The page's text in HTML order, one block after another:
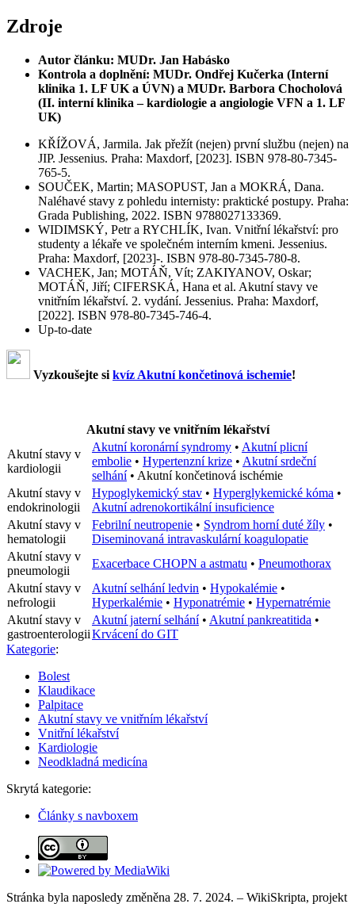
Zdroje
Autor článku: MUDr. Jan Habásko
Kontrola a doplnění: MUDr. Ondřej Kučerka (Interní
klinika 1. LF UK a ÚVN) a MUDr. Barbora Chocholová
(II. interní klinika – kardiologie a angiologie VFN a 1. LF
UK)
KŘÍŽOVÁ, Jarmila. Jak přežít (nejen) první službu (nejen) na
JIP. Jessenius. Praha: Maxdorf, [2023]. ISBN 978-80-7345-
765-5.
SOUČEK, Martin; MASOPUST, Jan a MOKRÁ, Dana.
Naléhavé stavy z pohledu internisty: praktické postupy. Praha:
Grada Publishing, 2022. ISBN 9788027133369.
WIDIMSKÝ, Petr a RYCHLÍK, Ivan. Vnitřní lékařství: pro
studenty a lékaře ve společném interním kmeni. Jessenius.
Praha: Maxdorf, [2023]-. ISBN 978-80-7345-780-8.
VACHEK, Jan; MOTÁŇ, Vít; ZAKIYANOV, Oskar;
MOTÁŇ, Jiří; CIFERSKÁ, Hana et al. Akutní stavy ve
vnitřním lékařství. 2. vydání. Jessenius. Praha: Maxdorf,
[2022]. ISBN 978-80-7345-746-4.
Up-to-date
Vyzkoušejte si kvíz Akutní končetinová ischemie!
Akutní stavy ve vnitřním lékařství
Akutní stavy v
kardiologii
Akutní koronární syndromy • Akutní plicní
embolie • Hypertenzní krize • Akutní srdeční
selhání• Akutní končetinová ischémie
Akutní stavy v
endokrinologii
Hypoglykemický stav • Hyperglykemické kóma •
Akutní adrenokortikální insuficience
Akutní stavy v
hematologii
Febrilní neutropenie • Syndrom horní duté žíly •
Diseminovaná intravaskulární koagulopatie
Akutní stavy v
pneumologii
Exacerbace CHOPN a astmatu • Pneumothorax
Akutní stavy v
nefrologii
Akutní selhání ledvin • Hypokalémie •
Hyperkalémie • Hyponatrémie • Hypernatrémie
Akutní stavy v
gastroenterologii
Akutní jaterní selhání• Akutní pankreatitida •
Krvácení do GIT
Kategorie:
Bolest
Klaudikace
Palpitace
Akutní stavy ve vnitřním lékařství
Vnitřní lékařství
Kardiologie
Neodkladná medicína
Skrytá kategorie:
Články s navboxem
Stránka byla naposledy změněna 28. 7. 2024. – WikiSkripta, projekt